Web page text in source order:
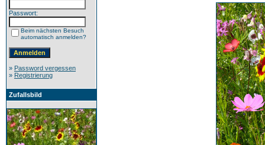
Passwort:
Beim nächsten Besuch
automatisch anmelden?
» Password vergessen
» Registrierung
Zufallsbild